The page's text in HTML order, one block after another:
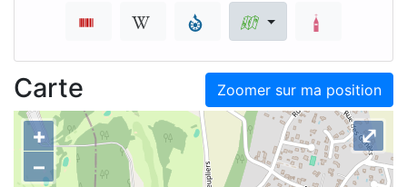
Zoomer sur ma position
Carte
+
–
⤢